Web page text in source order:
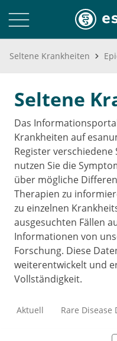
Seltene Krankheiten
Seltene
Das
Krankheiten auf
Register
nutzen Sie die
über mögliche
Therapien zu
zu einzelnen
ausgesuchten Fällen
Informationen von
Forschung. Diese
weiterentwickelt und
Vollständigkeit.
Aktuell Rare Disease